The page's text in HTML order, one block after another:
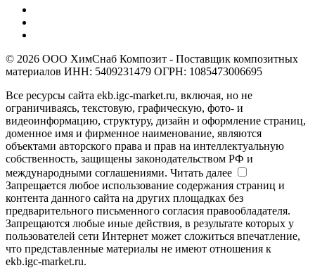
© 2026 ООО ХимСнаб Композит - Поставщик композитных
материалов ИНН: 5409231479 ОГРН: 1085473006695
Все ресурсы сайта ekb.igc-market.ru, включая, но не
ограничиваясь, текстовую, графическую, фото- и
видеоинформацию, структуру, дизайн и оформление страниц,
доменное имя и фирменное наименование, являются
объектами авторского права и прав на интеллектуальную
собственность, защищены законодательством РФ и
международными соглашениями. Читать далее
Запрещается любое использование содержания страниц и
контента данного сайта на других площадках без
предварительного письменного согласия правообладателя.
Запрещаются любые иные действия, в результате которых у
пользователей сети Интернет может сложиться впечатление,
что представленные материалы не имеют отношения к
ekb.igc-market.ru.